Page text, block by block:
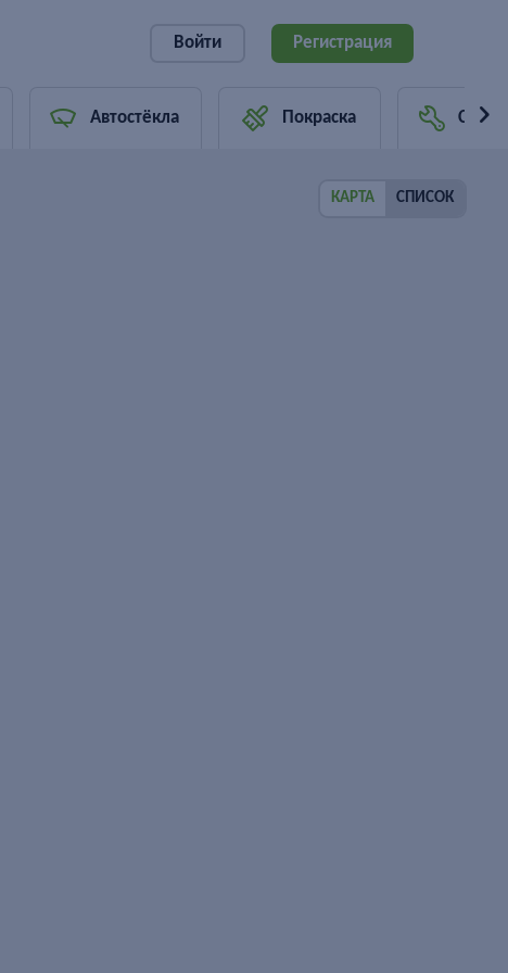
Войти Регистрация
Автостёкла Покраска
КАРТА СПИСОК